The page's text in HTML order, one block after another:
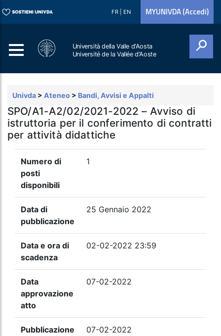
FR EN MYUNIVDA (Accedi)
Università della Valle d'Aosta
Université de la Vallée d'Aoste
Univda > Ateneo > Bandi, Avvisi e Appalti
SPO/A1-A2/02/2021-2022 – Avviso di
istruttoria per il conferimento di contratti
per attività didattiche
Numero di
posti
disponibili
1
Data di
pubblicazione
25 Gennaio 2022
Data e ora di
scadenza
02-02-2022 23:59
Data
approvazione
atto
07-02-2022
Pubblicazione
07-02-2022